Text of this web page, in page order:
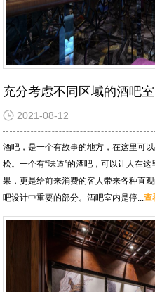
充分考虑不同区域的酒吧
2021-08-12
酒吧，是一个有故事的地方，在这里可
松。一个有“味道”的酒吧，可以让人在
果，更是给前来消费的客人带来各种直
吧设计中重要的部分。酒吧室内是停...查